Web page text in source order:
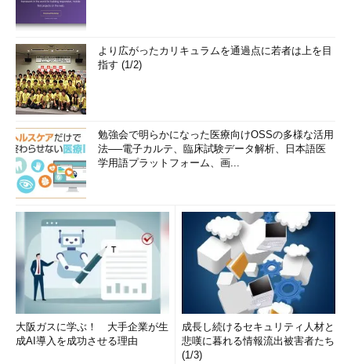
より広がったカリキュラムを通過点に若者は上を目
指す (1/2)
勉強会で明らかになった医療向けOSSの多様な活用
法──電子カルテ、臨床試験データ解析、日本語医
学用語プラットフォーム、画...
大阪ガスに学ぶ！ 大手企業が生
成AI導入を成功させる理由
成長し続けるセキュリティ人材と
悲嘆に暮れる情報流出被害者たち
(1/3)